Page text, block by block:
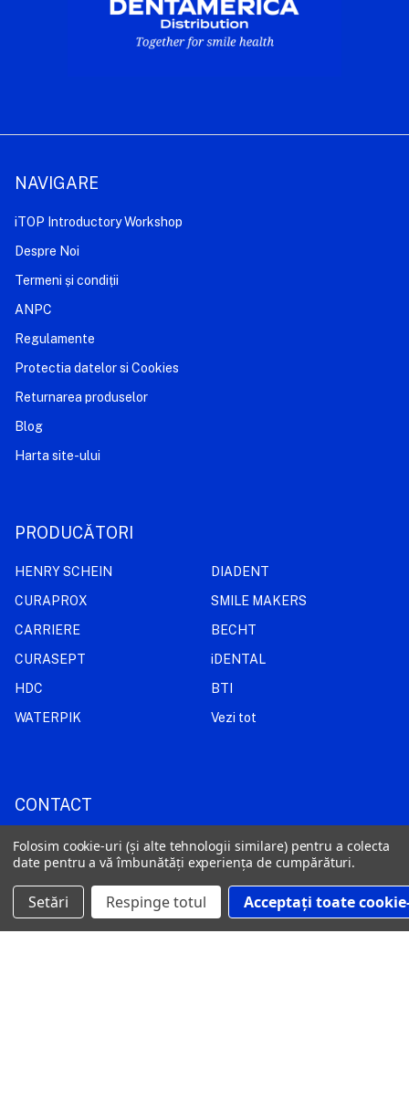
NAVIGARE
iTOP Introductory Workshop
Despre Noi
Termeni și condiții
ANPC
Regulamente
Protectia datelor si Cookies
Returnarea produselor
Blog
Harta site-ului
PRODUCĂTORI
HENRY SCHEIN
CURAPROX
CARRIERE
CURASEPT
HDC
WATERPIK
DIADENT
SMILE MAKERS
BECHT
iDENTAL
BTI
Vezi tot
CONTACT
+40 769 059 907
comenzi@dentamericadistribution.ro
Strada Alexandru Constantinescu nr. 12, Sector 1, București, RO-
011473
Folosim cookie-uri (și alte tehnologii similare) pentru a colecta
date pentru a vă îmbunătăți experiența de cumpărături.
Setări Respinge totul Acceptați toate